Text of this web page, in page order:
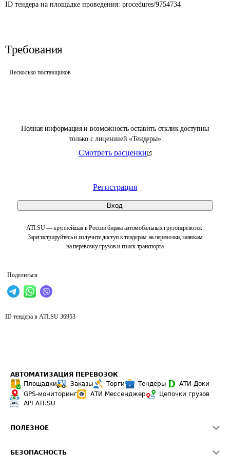
Полная информация и возможность оставить отклик доступны
только с лицензией «Тендеры»
Смотреть расценки
Регистрация
Вход
ATI.SU — крупнейшая в России биржа автомобильных грузоперевозок.
Зарегистрируйтесь и получите доступ к тендерам на перевозки, заявкам
на перевозку грузов и поиск транспорта
Поделиться
ID тендера на площадке проведения: procedures/9754734
Требования
Несколько поставщиков
ID тендера в ATI.SU 36953
АВТОМАТИЗАЦИЯ ПЕРЕВОЗОК
Площадки
Заказы Торги Тендеры
АТИ-Доки
GPS-мониторинг
АТИ Мессенджер
Цепочки грузов
API ATI.SU
ПОЛЕЗНОЕ
БЕЗОПАСНОСТЬ